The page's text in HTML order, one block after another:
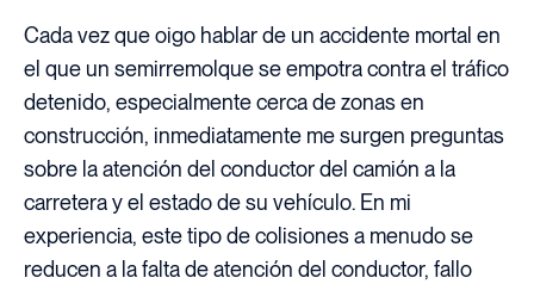
Cada vez que oigo hablar de un accidente mortal en
el que un semirremolque se empotra contra el tráfico
detenido, especialmente cerca de zonas en
construcción, inmediatamente me surgen preguntas
sobre la atención del conductor del camión a la
carretera y el estado de su vehículo. En mi
experiencia, este tipo de colisiones a menudo se
reducen a la falta de atención del conductor, fallo